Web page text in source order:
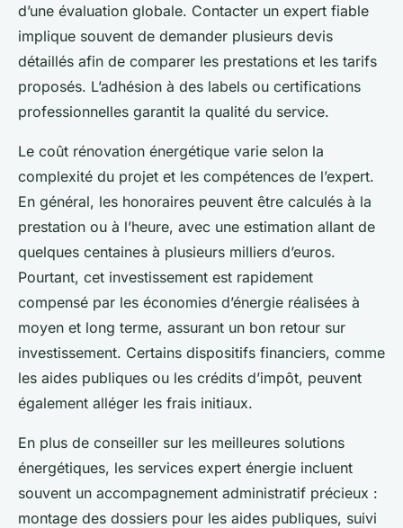
d’une évaluation globale. Contacter un expert fiable
implique souvent de demander plusieurs devis
détaillés afin de comparer les prestations et les tarifs
proposés. L’adhésion à des labels ou certifications
professionnelles garantit la qualité du service.
Le coût rénovation énergétique varie selon la
complexité du projet et les compétences de l’expert.
En général, les honoraires peuvent être calculés à la
prestation ou à l’heure, avec une estimation allant de
quelques centaines à plusieurs milliers d’euros.
Pourtant, cet investissement est rapidement
compensé par les économies d’énergie réalisées à
moyen et long terme, assurant un bon retour sur
investissement. Certains dispositifs financiers, comme
les aides publiques ou les crédits d’impôt, peuvent
également alléger les frais initiaux.
En plus de conseiller sur les meilleures solutions
énergétiques, les services expert énergie incluent
souvent un accompagnement administratif précieux :
montage des dossiers pour les aides publiques, suivi